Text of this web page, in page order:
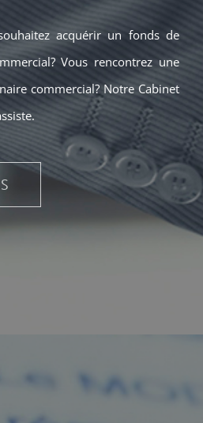
acquérir un fonds de
Vous rencontrez une
commercial? Notre Cabinet